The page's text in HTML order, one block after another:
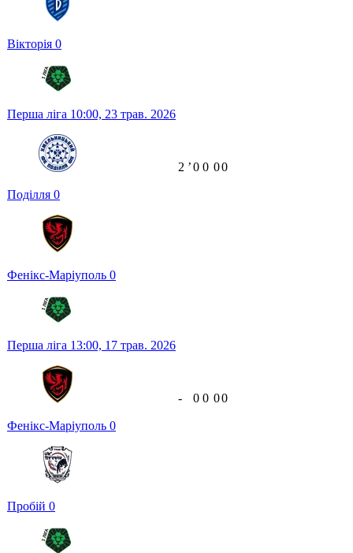
Вікторія 0
Перша ліга 10:00, 23 трав. 2026
Поділля 0
Фенікс-Маріуполь 0
2 ʼ0 0 00
Перша ліга 13:00, 17 трав. 2026
Фенікс-Маріуполь 0
Пробій 0
- 0 0 00